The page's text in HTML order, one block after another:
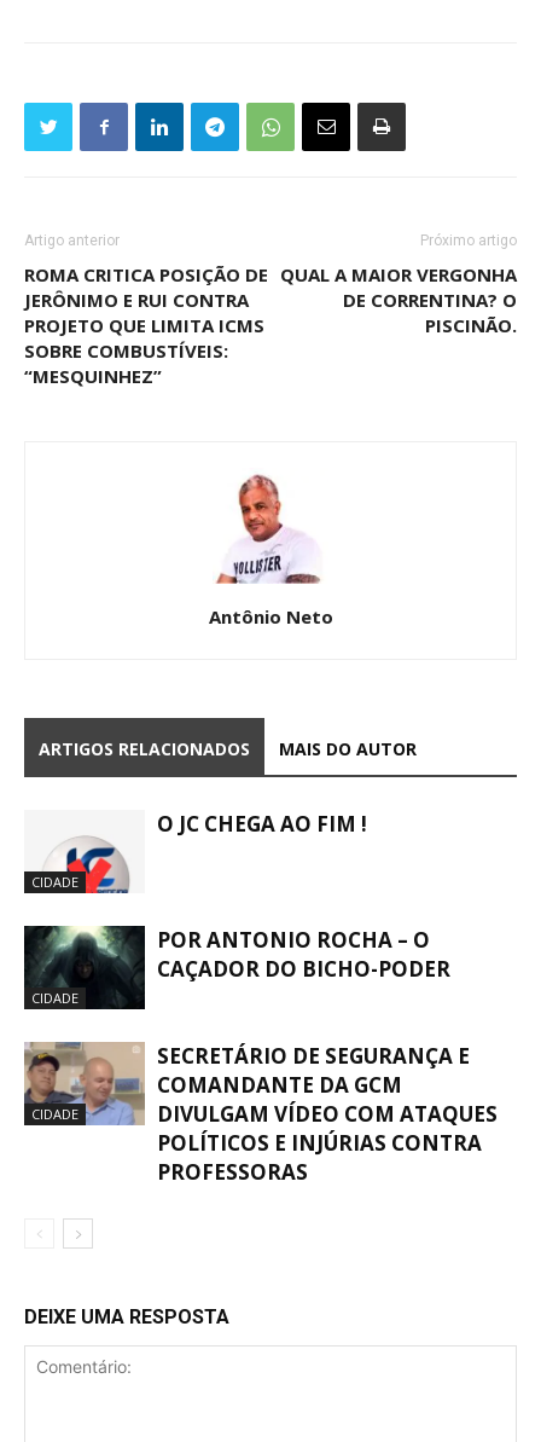
Artigo anterior
ROMA CRITICA POSIÇÃO DE
JERÔNIMO E RUI CONTRA
PROJETO QUE LIMITA ICMS
SOBRE COMBUSTÍVEIS:
“MESQUINHEZ”
Próximo artigo
QUAL A MAIOR VERGONHA
DE CORRENTINA? O
PISCINÃO.
Antônio Neto
ARTIGOS RELACIONADOS MAIS DO AUTOR
CIDADE
O JC CHEGA AO FIM !
CIDADE
POR ANTONIO ROCHA – O
CAÇADOR DO BICHO-PODER
CIDADE
SECRETÁRIO DE SEGURANÇA E
COMANDANTE DA GCM
DIVULGAM VÍDEO COM ATAQUES
POLÍTICOS E INJÚRIAS CONTRA
PROFESSORAS
DEIXE UMA RESPOSTA